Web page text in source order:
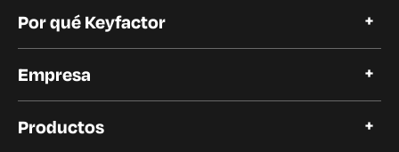
Por qué Keyfactor
Historias de clientes
Empresa
Carreras profesionales
Productos